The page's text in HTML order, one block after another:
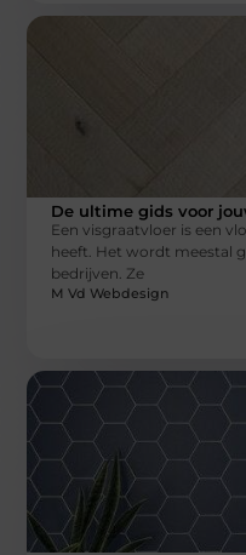
De ultime gids voor
Een visgraatvloer is een
heeft. Het wordt meestal
bedrijven. Ze
M Vd Webdesign